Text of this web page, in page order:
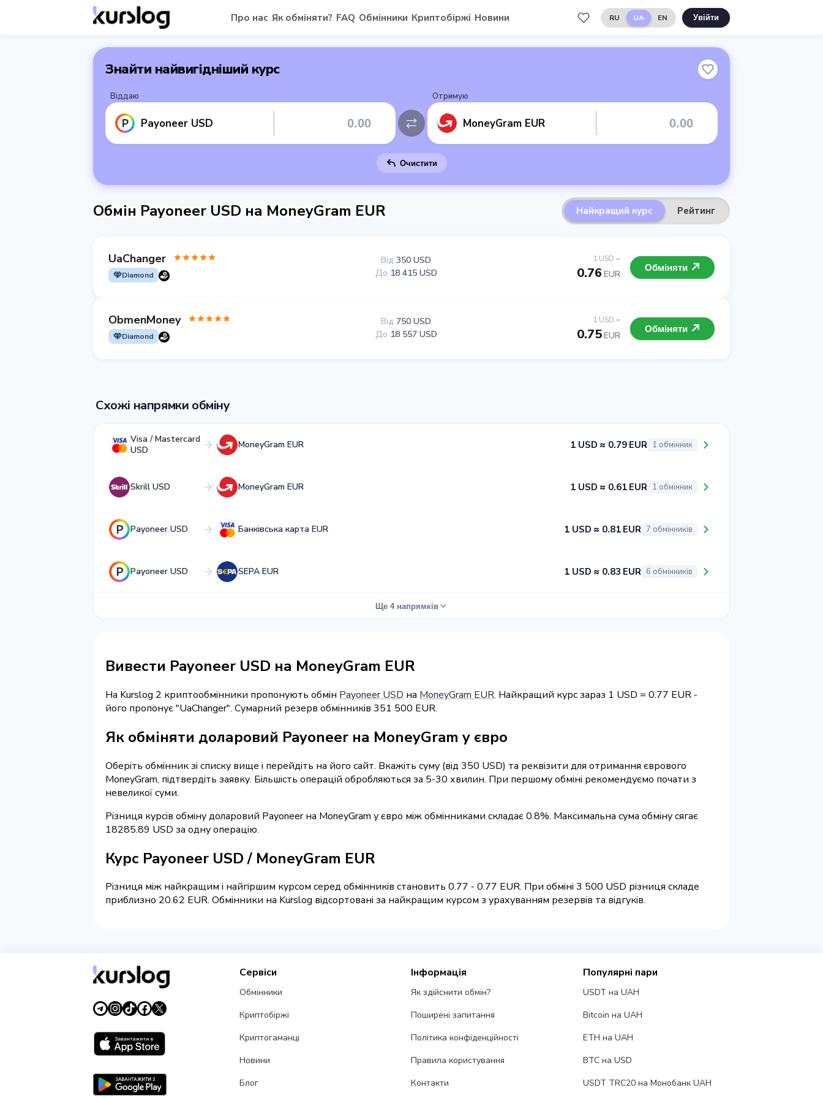
Про нас Як обміняти? FAQ Обмінники Криптобіржі Новини RU UA EN Увійти
Знайти найвигідніший курс
Віддаю
Payoneer USD
Отримую
MoneyGram EUR
Очистити
Обмін Payoneer USD на MoneyGram EUR Найкращий курс Рейтинг
UaChanger
Diamond
1 USD =
0.76 EUR
Від 350 USD
До 18 415 USD Обміняти
ObmenMoney
Diamond
1 USD =
0.75EUR
Від 750 USD
До 18 557 USD Обміняти
Схожі напрямки обміну
Visa / Mastercard
USD
MoneyGram EUR 1 USD ≈ 0.79 EUR 1 обмінник
Skrill USD MoneyGram EUR 1 USD ≈ 0.61 EUR 1 обмінник
Payoneer USD Банківська карта EUR 1 USD ≈ 0.81 EUR 7 обмінників
Payoneer USD SEPA EUR 1 USD ≈ 0.83 EUR 6 обмінників
Ще 4 напрямків
Вивести Payoneer USD на MoneyGram EUR
На Kurslog 2 криптообмінники пропонують обмін Payoneer USD на MoneyGram EUR. Найкращий курс зараз 1 USD = 0.77 EUR -
його пропонує "UaChanger". Сумарний резерв обмінників 351 500 EUR.
Як обміняти доларовий Payoneer на MoneyGram у євро
Оберіть обмінник зі списку вище і перейдіть на його сайт. Вкажіть суму (від 350 USD) та реквізити для отримання єврового
MoneyGram, підтвердіть заявку. Більшість операцій обробляються за 5-30 хвилин. При першому обміні рекомендуємо почати з
невеликої суми.
Різниця курсів обміну доларовий Payoneer на MoneyGram у євро між обмінниками складає 0.8%. Максимальна сума обміну сягає
18285.89 USD за одну операцію.
Курс Payoneer USD / MoneyGram EUR
Різниця між найкращим і найгіршим курсом серед обмінників становить 0.77 - 0.77 EUR. При обміні 3 500 USD різниця складе
приблизно 20.62 EUR. Обмінники на Kurslog відсортовані за найкращим курсом з урахуванням резервів та відгуків.
Сервіси
Обмінники
Криптобіржі
Криптогаманці
Новини
Блог
Інформація
Як здійснити обмін?
Поширені запитання
Політика конфіденційності
Правила користування
Контакти
Популярні пари
USDT на UAH
Bitcoin на UAH
ETH на UAH
BTC на USD
USDT TRC20 на Монобанк UAH